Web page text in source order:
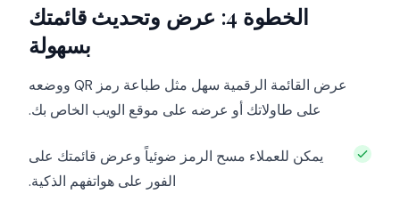
الخطوة 4: عرض وتحديث قائمتك
بسهولة
عرض القائمة الرقمية سهل مثل طباعة رمز QR ووضعه
على طاولاتك أو عرضه على موقع الويب الخاص بك.
يمكن للعملاء مسح الرمز ضوئياً وعرض قائمتك على
الفور على هواتفهم الذكية.